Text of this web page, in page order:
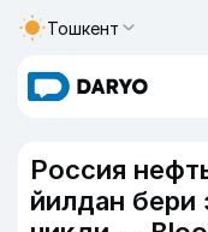
Тошкент
Россия
йилдан бери